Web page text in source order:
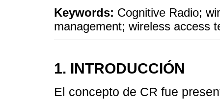
Keywords: Cognitive Radio;
management; wireless access
1. INTRODUCCIÓN
El concepto de CR fue